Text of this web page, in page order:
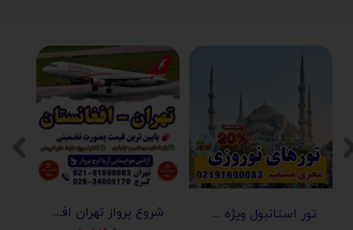
شروع پرواز تهران افغانستان (کابل-مزارشریف-هرات-قندهار) تور استانبول ویژه عید نوروز 1405 | مجری مستقیم ✈️